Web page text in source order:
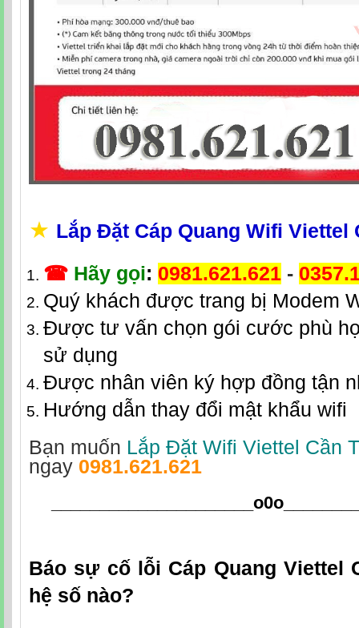
★ Lắp Đặt Cáp Quang Wifi Viettel
☎ Hãy gọi: 0981.621.621 -
Quý khách được trang bị Modem
Được tư vấn chọn gói cước phù
sử dụng
Được nhân viên ký hợp đồng tận
Hướng dẫn thay đổi mật khẩu wifi
Bạn muốn Lắp Đặt Wifi Viettel Cần
ngay 0981.621.621
_____________________o0o
Báo sự cố lỗi Cáp Quang Viettel
hệ số nào?